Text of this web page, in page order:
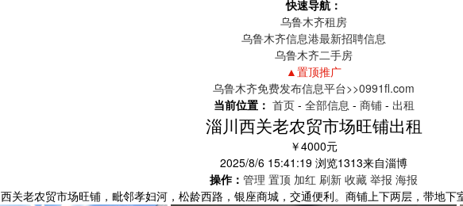
快速导航：
乌鲁木齐租房
乌鲁木齐信息港最新招聘信息
乌鲁木齐二手房
▲置顶推广
乌鲁木齐免费发布信息平台>>0991fl.com
当前位置： 首页- 全部信息 - 商铺- 出租
淄川西关老农贸市场旺铺出租
￥4000元
2025/8/6 15:41:19 浏览1313来自淄博
操作： 管理 置顶 加红 刷新 收藏 举报 海报
西关老农贸市场旺铺，毗邻孝妇河，松龄西路，银座商城，交通便利。商铺上下两层，带地下